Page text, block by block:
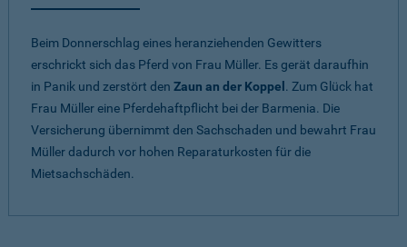
Beim Donnerschlag eines heranziehenden Gewitters
erschrickt sich das Pferd von Frau Müller. Es gerät daraufhin
in Panik und zerstört den Zaun an der Koppel . Zum Glück hat
Frau Müller eine Pferdehaftpflicht bei der Barmenia. Die
Versicherung übernimmt den Sachschaden und bewahrt Frau
Müller dadurch vor hohen Reparaturkosten für die
Mietsachschäden.